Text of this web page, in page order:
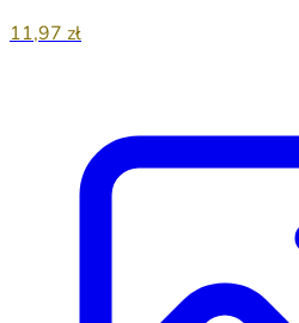
11,97 zł